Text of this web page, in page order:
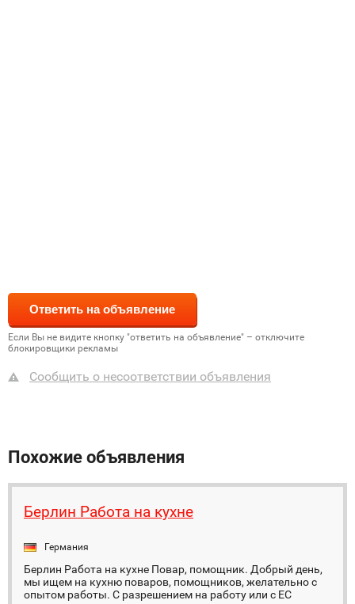
Если Вы не видите кнопку "ответить на объявление" – отключите
блокировщики рекламы
Сообщить о несоответствии объявления
Похожие объявления
Берлин Работа на кухне
Германия
Берлин Работа на кухне Повар, помощник. Добрый день,
мы ищем на кухню поваров, помощников, желательно с
опытом работы. С разрешением на работу или с ЕС